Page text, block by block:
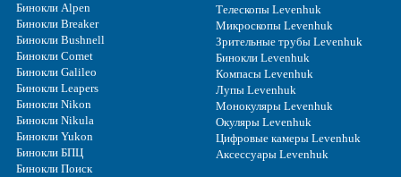
Бинокли Alpen
Бинокли Breaker
Бинокли Bushnell
Бинокли Comet
Бинокли Galileo
Бинокли Leapers
Бинокли Nikon
Бинокли Nikula
Бинокли Yukon
Бинокли БПЦ
Бинокли Поиск
Телескопы Levenhuk
Микроскопы Levenhuk
Зрительные трубы Levenhuk
Бинокли Levenhuk
Компасы Levenhuk
Лупы Levenhuk
Монокуляры Levenhuk
Окуляры Levenhuk
Цифровые камеры Levenhuk
Аксессуары Levenhuk